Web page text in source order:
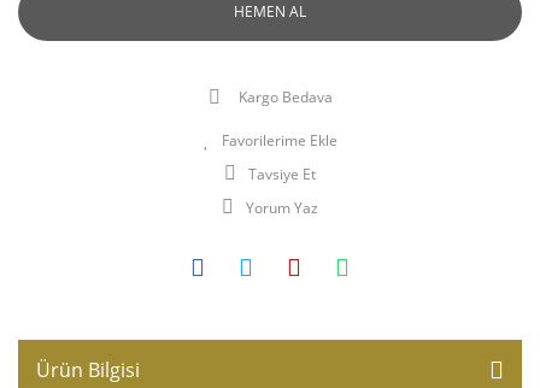
HEMEN AL
Kargo Bedava
Tavsiye Et
Yorum Yaz
Ürün Bilgisi